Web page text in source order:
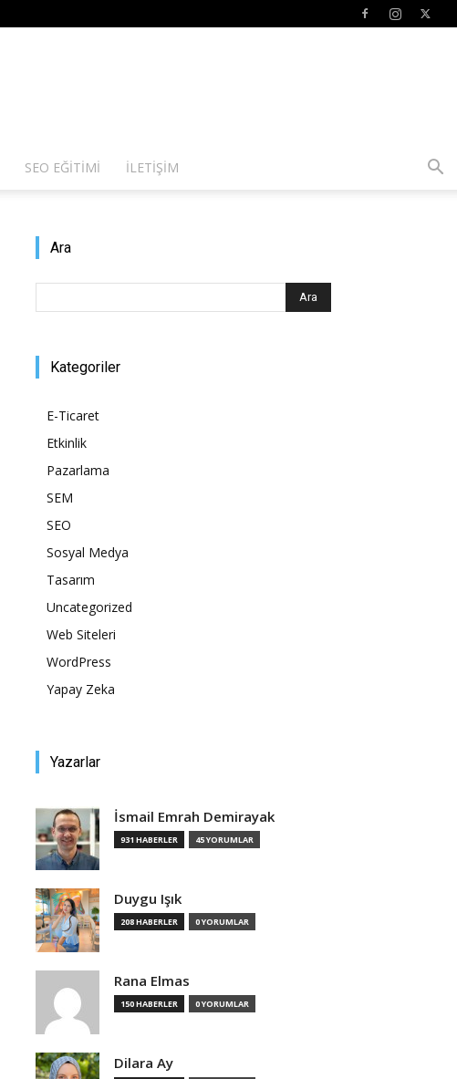
SEO EĞITIMI İLETIŞIM
Ara
Kategoriler
E-Ticaret
Etkinlik
Pazarlama
SEM
SEO
Sosyal Medya
Tasarım
Uncategorized
Web Siteleri
WordPress
Yapay Zeka
Yazarlar
İsmail Emrah Demirayak
931 HABERLER 45 YORUMLAR
Duygu Işık
208 HABERLER 0 YORUMLAR
Rana Elmas
150 HABERLER 0 YORUMLAR
Dilara Ay